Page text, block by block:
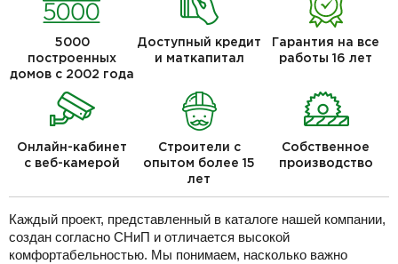
5000
построенных
домов с 2002 года
Доступный кредит
и маткапитал
Гарантия на все
работы 16 лет
Онлайн-кабинет
с веб-камерой
Строители с
опытом более 15
лет
Собственное
производство
Каждый проект, представленный в каталоге нашей компании,
создан согласно СНиП и отличается высокой
комфортабельностью. Мы понимаем, насколько важно